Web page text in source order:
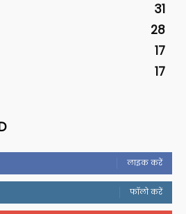
31
28
17
17
लाइक करें
फॉलो करें